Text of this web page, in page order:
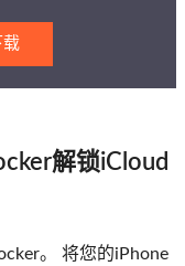
载
解锁iCloud
。 将您的iPhone